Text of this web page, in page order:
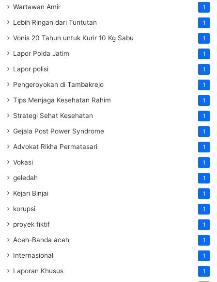
Wartawan Amir 1
Lebih Ringan dari Tuntutan 1
Vonis 20 Tahun untuk Kurir 10 Kg Sabu 1
Lapor Polda Jatim 1
Lapor polisi 1
Pengeroyokan di Tambakrejo 1
Tips Menjaga Kesehatan Rahim 1
Strategi Sehat Kesehatan 1
Gejala Post Power Syndrome 1
Advokat Rikha Permatasari 1
Vokasi 1
geledah 1
Kejari Binjai 1
korupsi 1
proyek fiktif 1
Aceh-Banda aceh 1
Internasional 1
Laporan Khusus 1